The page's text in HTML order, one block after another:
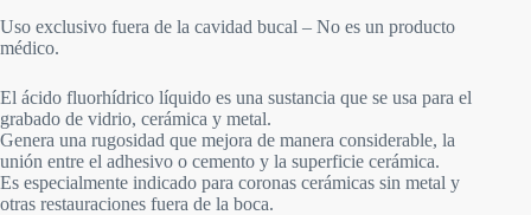
Uso exclusivo fuera de la cavidad bucal – No es un producto
médico.
El ácido fluorhídrico líquido es una sustancia que se usa para el
grabado de vidrio, cerámica y metal.
Genera una rugosidad que mejora de manera considerable, la
unión entre el adhesivo o cemento y la superficie cerámica.
Es especialmente indicado para coronas cerámicas sin metal y
otras restauraciones fuera de la boca.